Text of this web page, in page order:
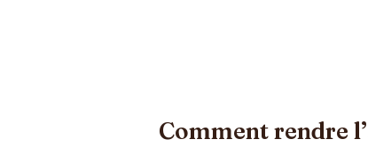
Comment rendre